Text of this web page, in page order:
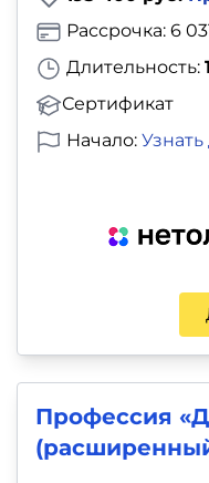
Длительность:
Сертификат
Рассрочка: 6
Начало: Узнать
Профессия